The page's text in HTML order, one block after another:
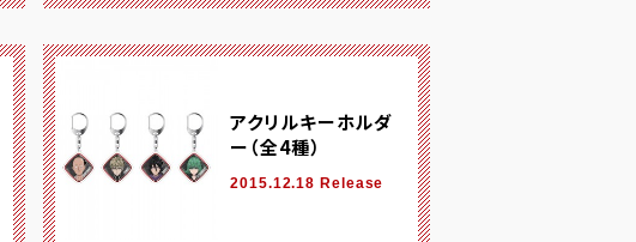
アクリルキーホルダ
ー（全4種）
2015.12.18 Release